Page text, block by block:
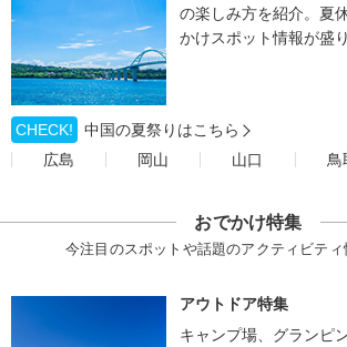
の楽しみ方を紹介。夏
かけスポット情報が盛
CHECK!
中国の夏祭りはこちら
広島
岡山 山口 鳥
おでかけ特集
今注目のスポットや話題のアクティビテ
アウトドア特集
キャンプ場、グランピ